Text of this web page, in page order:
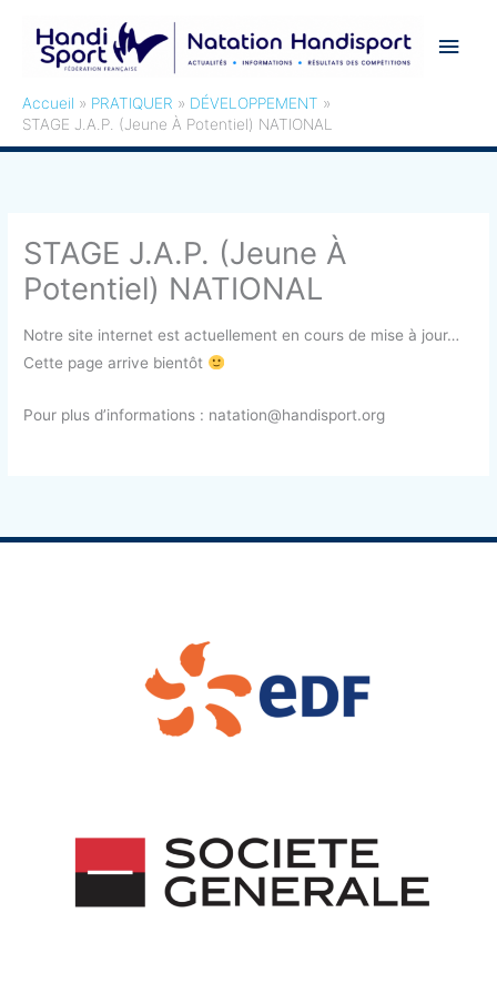
contenu
Accueil PRATIQUER
DÉVELOPPEMENT
STAGE J.A.P. (Jeune À Potentiel) NATIONAL
STAGE J.A.P. (Jeune À
Potentiel) NATIONAL
Notre site internet est actuellement en cours de mise à jour…
Cette page arrive bientôt
Pour plus d’informations : natation@handisport.org